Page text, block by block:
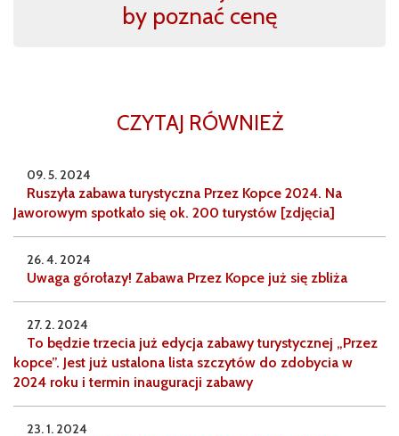
by poznać cenę
CZYTAJ RÓWNIEŻ
09. 5. 2024
Ruszyła zabawa turystyczna Przez Kopce 2024. Na
Jaworowym spotkało się ok. 200 turystów [zdjęcia]
26. 4. 2024
Uwaga górołazy! Zabawa Przez Kopce już się zbliża
27. 2. 2024
To będzie trzecia już edycja zabawy turystycznej „Przez
kopce”. Jest już ustalona lista szczytów do zdobycia w
2024 roku i termin inauguracji zabawy
23. 1. 2024